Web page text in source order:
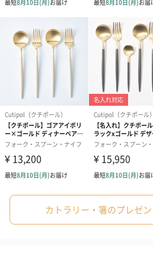
生花のブーケを同梱します。
※9-15時にご注文いただく場合、最
も1日遅くなります。
シーズンブーケ（ひま
わり）（1,880円）
ブーケ（
ーン）（
ドライフラワー・プリザーブド
自然のお花で作ったドライフラワー
カトラリー・箸のプレゼ